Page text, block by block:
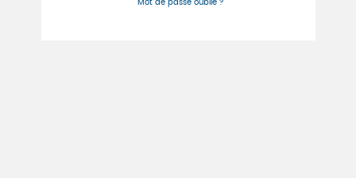
Mot de passe oublié ?